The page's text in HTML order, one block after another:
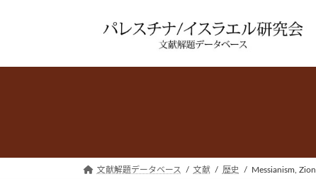
文献解題データベース 文献 歴史 Messianism,